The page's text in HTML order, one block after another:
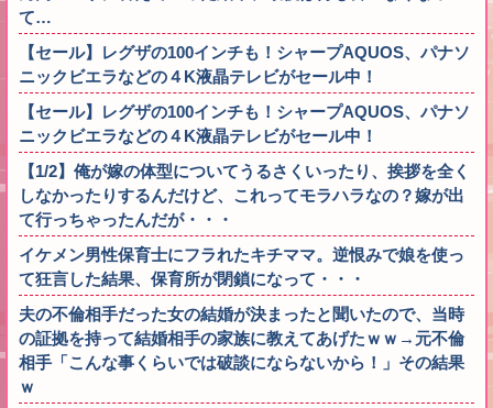
て…
【セール】レグザの100インチも！シャープAQUOS、パナソ
ニックビエラなどの４K液晶テレビがセール中！
【セール】レグザの100インチも！シャープAQUOS、パナソ
ニックビエラなどの４K液晶テレビがセール中！
【1/2】俺が嫁の体型についてうるさくいったり、挨拶を全く
しなかったりするんだけど、これってモラハラなの？嫁が出
て行っちゃったんだが・・・
イケメン男性保育士にフラれたキチママ。逆恨みで娘を使っ
て狂言した結果、保育所が閉鎖になって・・・
夫の不倫相手だった女の結婚が決まったと聞いたので、当時
の証拠を持って結婚相手の家族に教えてあげたｗｗ→元不倫
相手「こんな事くらいでは破談にならないから！」その結果
ｗ